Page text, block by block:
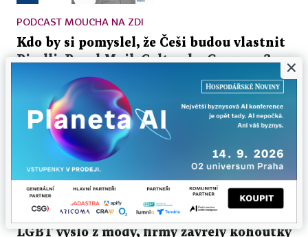
PODCAST MOUCHA NA ZDI
Kdo by si pomyslel, že Češi budou vlastnit
Pirelli, Royal Mail, Colt nebo Groupon?
Žijeme kapitalistické sci-fi
Za poslední dekádu se úplně otočila korouhvička
českého byznysu z východu na západ. Místo investic v
Rusku či jihovýchodní Asii se český...
7. 8. 2026 ▪ 41:51 min.
JULIE HRSTKOVÁ
LGBT vyšlo z módy, firmy zavřely kohoutky
×